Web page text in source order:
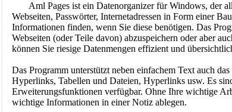
Aml Pages ist ein Datenorganizer für Windows, der
Webseiten, Passwörter, Internetadressen in Form einer
Informationen finden, wenn Sie diese benötigen. Das
Webseiten (oder Teile davon) abzuspeichern oder aber
können Sie riesige Datenmengen effizient und
Das Programm unterstützt neben einfachem Text auch
Hyperlinks, Tabellen und Dateien, Hyperlinks usw. Es
Erweiterungsfunktionen verfügbar. Ohne Ihre wichtige
wichtige Informationen in einer Notiz ablegen.